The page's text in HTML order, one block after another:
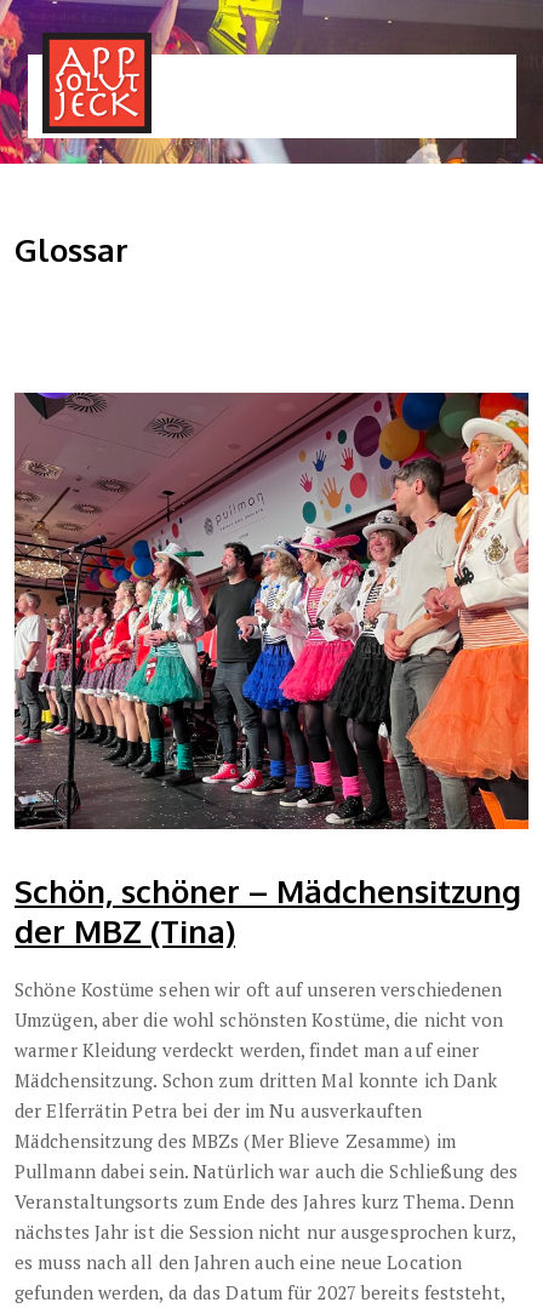
Glossar
Schön, schöner – Mädchensitzung
der MBZ (Tina)
Schöne Kostüme sehen wir oft auf unseren verschiedenen
Umzügen, aber die wohl schönsten Kostüme, die nicht von
warmer Kleidung verdeckt werden, findet man auf einer
Mädchensitzung. Schon zum dritten Mal konnte ich Dank
der Elferrätin Petra bei der im Nu ausverkauften
Mädchensitzung des MBZs (Mer Blieve Zesamme) im
Pullmann dabei sein. Natürlich war auch die Schließung des
Veranstaltungsorts zum Ende des Jahres kurz Thema. Denn
nächstes Jahr ist die Session nicht nur ausgesprochen kurz,
es muss nach all den Jahren auch eine neue Location
gefunden werden, da das Datum für 2027 bereits feststeht,